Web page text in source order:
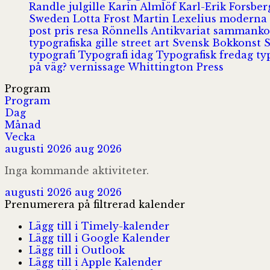
Randle julgille Karin Almlöf Karl-Erik
Sweden Lotta Frost Martin Lexelius moderna
post pris resa Rönnells Antikvariat
typografiska gille street art Svensk Bokkonst
typografi Typografi idag Typografisk fredag
på väg?vernissage Whittington Press
Program
Program
Dag
Månad
Vecka
augusti 2026 aug 2026
Inga kommande aktiviteter.
augusti 2026 aug 2026
Prenumerera på filtrerad kalender
Lägg till i Timely-kalender
Lägg till i Google Kalender
Lägg till i Outlook
Lägg till i Apple Kalender